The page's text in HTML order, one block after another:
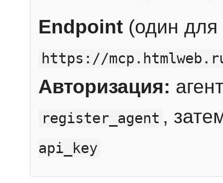
Endpoint (один для
https://
Авторизация:
register_agent ,
api_key